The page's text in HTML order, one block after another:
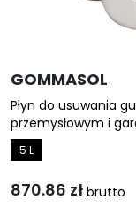
GOMMASOL
Płyn do usuwania
przemysłowym i
5 L
870.86 zł brutto